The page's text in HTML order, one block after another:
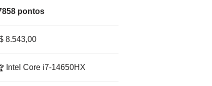
pontos
8.543,00
Intel Core i7-14650HX